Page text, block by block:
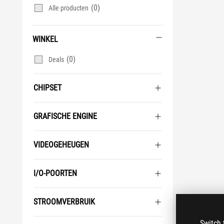
Alle producten (0)
WINKEL
Deals (0)
CHIPSET
GRAFISCHE ENGINE
VIDEOGEHEUGEN
I/O-POORTEN
STROOMVERBRUIK